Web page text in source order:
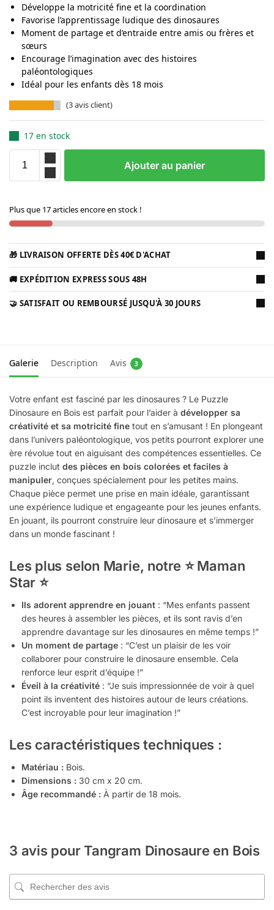
Développe la motricité fine et la coordination
Favorise l’apprentissage ludique des dinosaures
Moment de partage et d’entraide entre amis ou frères et
sœurs
Encourage l’imagination avec des histoires
paléontologiques
Idéal pour les enfants dès 18 mois
(3avis client)
17 en stock
Ajouter au panier
Plus que 17 articles encore en stock !
🎁 LIVRAISON OFFERTE DÈS 40€ D'ACHAT
🚚 EXPÉDITION EXPRESS SOUS 48H
🤝 SATISFAIT OU REMBOURSÉ JUSQU'À 30 JOURS
Galerie Description Avis 3
Votre enfant est fasciné par les dinosaures ? Le Puzzle
Dinosaure en Bois est parfait pour l’aider à développer sa
créativité et sa motricité fine tout en s’amusant ! En plongeant
dans l’univers paléontologique, vos petits pourront explorer une
ère révolue tout en aiguisant des compétences essentielles. Ce
puzzle inclut des pièces en bois colorées et faciles à
manipuler, conçues spécialement pour les petites mains.
Chaque pièce permet une prise en main idéale, garantissant
une expérience ludique et engageante pour les jeunes enfants.
En jouant, ils pourront construire leur dinosaure et s’immerger
dans un monde fascinant !
Les plus selon Marie, notre ⭐ Maman
Star ⭐
Ils adorent apprendre en jouant : “Mes enfants passent
des heures à assembler les pièces, et ils sont ravis d’en
apprendre davantage sur les dinosaures en même temps !”
Un moment de partage : “C’est un plaisir de les voir
collaborer pour construire le dinosaure ensemble. Cela
renforce leur esprit d’équipe !”
Éveil à la créativité : “Je suis impressionnée de voir à quel
point ils inventent des histoires autour de leurs créations.
C’est incroyable pour leur imagination !”
Les caractéristiques techniques :
Matériau : Bois.
Dimensions : 30 cm x 20 cm.
Âge recommandé : À partir de 18 mois.
3 avis pour Tangram Dinosaure en Bois